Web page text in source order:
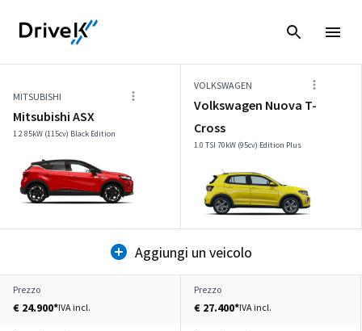
MITSUBISHI
Mitsubishi ASX
1.2 85kW (115cv) Black Edition
VOLKSWAGEN
Volkswagen Nuova T-
Cross
1.0 TSI 70kW (95cv) Edition Plus
Aggiungi un veicolo
Prezzo
€ 24.900*IVA incl.
Prezzo
€ 27.400*IVA incl.